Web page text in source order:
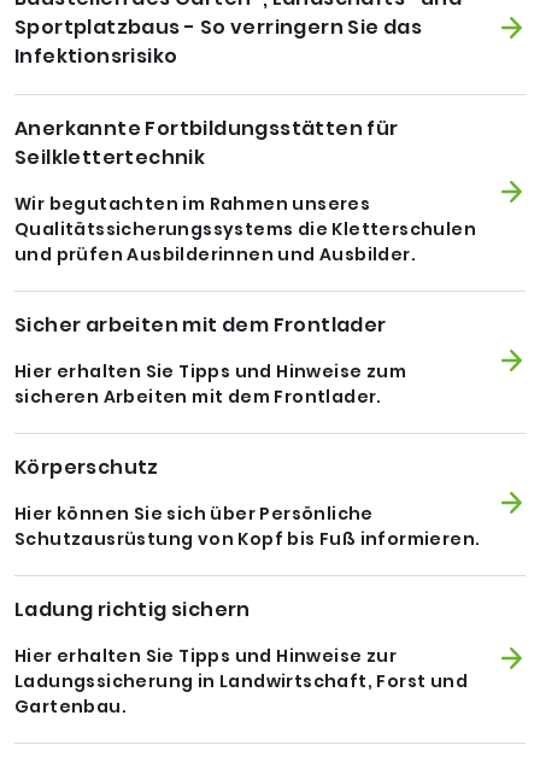
Sportplatzbaus - So verringern Sie das
Infektionsrisiko
Anerkannte Fortbildungsstätten für
Seilklettertechnik
Wir begutachten im Rahmen unseres
Qualitätssicherungssystems die Kletterschulen
und prüfen Ausbilderinnen und Ausbilder.
Sicher arbeiten mit dem Frontlader
Hier erhalten Sie Tipps und Hinweise zum
sicheren Arbeiten mit dem Frontlader.
Körperschutz
Hier können Sie sich über Persönliche
Schutzausrüstung von Kopf bis Fuß informieren.
Ladung richtig sichern
Hier erhalten Sie Tipps und Hinweise zur
Ladungssicherung in Landwirtschaft, Forst und
Gartenbau.